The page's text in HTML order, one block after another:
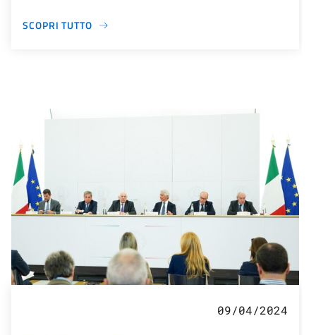
SCOPRI TUTTO
09/04/2024